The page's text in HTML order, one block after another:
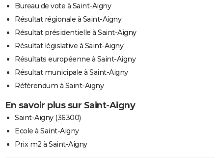
Bureau de vote à Saint-Aigny
Résultat régionale à Saint-Aigny
Résultat présidentielle à Saint-Aigny
Résultat législative à Saint-Aigny
Résultats européenne à Saint-Aigny
Résultat municipale à Saint-Aigny
Référendum à Saint-Aigny
En savoir plus sur Saint-Aigny
Saint-Aigny (36300)
Ecole à Saint-Aigny
Prix m2 à Saint-Aigny